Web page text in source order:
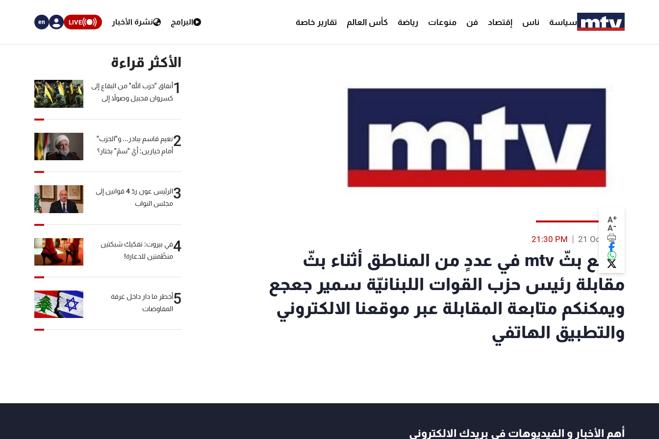
سياسة ناس إقتصاد فن منوعات رياضة كأس العالم تقارير خاصة البرامج نشرة الأخبار LIVE
en
A+
A-
21 Oct 2021
21:30 PM
قطع بثّ mtv في عددٍ من المناطق أثناء بثّ
مقابلة رئيس حزب القوات اللبنانيّة سمير جعجع
ويمكنكم متابعة المقابلة عبر موقعنا الالكتروني
والتطبيق الهاتفي
الأكثر قراءة
1أنفاق "حزب الله" من البقاع إلى
كسروان فجبيل وصولاً إلى
2نعيم قاسم يبادر... و"الحزب"
أمام خيارين: أيّ "سمّ" يختار؟
3
الرئيس عون ردّ 4 قوانين إلى
مجلس النواب
4في بيروت: تفكيك شبكتين
منظّمتين للدعارة!
5أخطر ما دار داخل غرفة
المفاوضات
أهم الأخبار و الفيديوهات في بريدك الالكتروني